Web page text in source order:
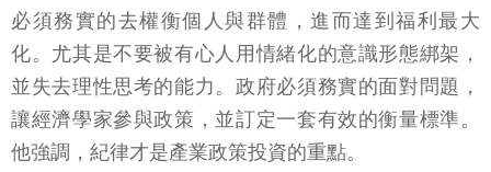
必須務實的去權衡個人與群體，進而達到福利最大
化。尤其是不要被有心人用情緒化的意識形態綁架，
並失去理性思考的能力。政府必須務實的面對問題，
讓經濟學家參與政策，並訂定一套有效的衡量標準。
他強調，紀律才是產業政策投資的重點。